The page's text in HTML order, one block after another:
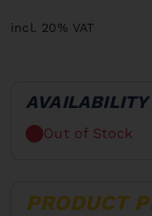
incl. 20% VAT
AVAILABILITY
Out of Stock
PRODUCT